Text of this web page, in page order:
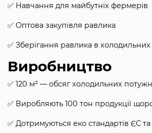
✅ Навчання для майбутніх фермерів
✅ Оптова закупівля равлика
✅ Зберігання равлика в
Виробництво
✅ 120 м² — обсяг холодильних
✅ Виробляють 100 тон продукції
✅ Дотримуються еко стандартів ЄС та